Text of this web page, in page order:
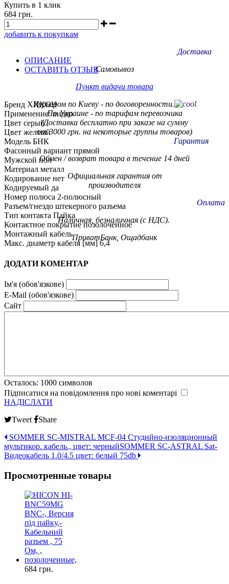
Купить в 1 клик
684 грн.
добавить к покупкам
Доставка
Самовывоз
Пункт видачи товара
Курьером по Киеву - по договоренности.
По Украине - по тарифам перевозчика
(Доставка бесплатно при заказе на сумму
от 3000 грн. на некоторые группы товаров)
Гарантия
Обмен / возврат товара в течение 14 дней
Официальная гарантия от
производителя
Оплата
Наличная, безналичная (с НДС).
ПриватБанк, Ощадбанк
ОПИСАНИЕ
ОСТАВИТЬ ОТЗЫВ
Бренд ХИКОН
Применение: видео
Цвет серый
Цвет желтый
Модель БНК
Фасонный вариант прямой
Мужской пол
Материал металл
Кодирование нет
Кодируемый да
Номер полюса 2-полюсный
Разъем/гнездо штекерного разъема
Тип контакта Пайка
Контактное покрытие позолоченное
Монтажный кабель
Макс. диаметр кабеля [мм] 6,4
ДОДАТИ КОМЕНТАР
Ім'я (обов'язкове)
E-Mail (обов'язкове)
Сайт
Осталось: 1000 символов
Підписатися на повідомлення про нові коментарі
НАДІСЛАТИ
Tweet
Share
SOMMER SC-MISTRAL MCF-04 Студийно-изоляционный
мультикор. кабель., цвет: черныйSOMMER SC-ASTRAL Sat-
Видеокабель 1.0/4.5 цвет: белый 75db
Просмотренные товары
684 грн.